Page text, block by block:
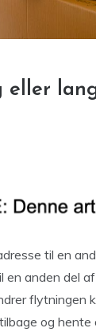
til en
anden del
flytningen
og hente